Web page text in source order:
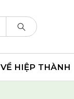
VỀ HIỆP THÀNH